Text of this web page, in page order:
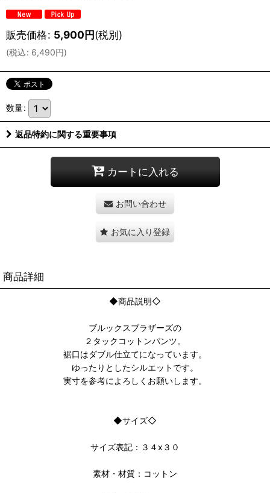
販売価格: 5,900円(税別)
(税込: 6,490円)
数量:
返品特約に関する重要事項
カートに入れる
お問い合わせ
お気に入り登録
商品詳細
◆商品説明◇
ブルックスブラザーズの
２タックコットンパンツ。
裾口はダブル仕立てになっています。
ゆったりとしたシルエットです。
実寸を参考によろしくお願いします。
◆サイズ◇
サイズ表記：３４x３０
素材・材質：コットン